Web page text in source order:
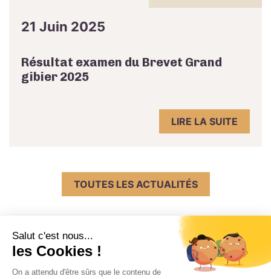
21 Juin 2025
Résultat examen du Brevet Grand
gibier 2025
LIRE LA SUITE
TOUTES LES ACTUALITÉS